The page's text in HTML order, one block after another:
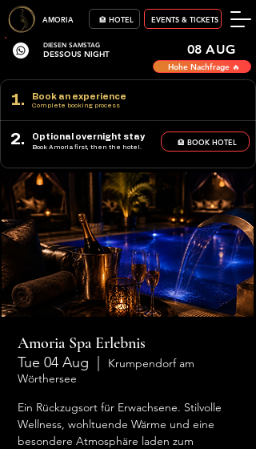
AMORIA 🏨 HOTEL EVENTS & TICKETS
DIESEN SAMSTAG
DESSOUS NIGHT 08 AUG
Hohe Nachfrage 🔥
1. Book an experience
Complete booking process
2. Optional overnight stay
Book Amoria first, then the hotel.
🏨 BOOK HOTEL
Amoria Spa Erlebnis
Tue 04 Aug
Krumpendorf am
Wörthersee
Ein Rückzugsort für Erwachsene. Stilvolle
Wellness, wohltuende Wärme und eine
besondere Atmosphäre laden zum